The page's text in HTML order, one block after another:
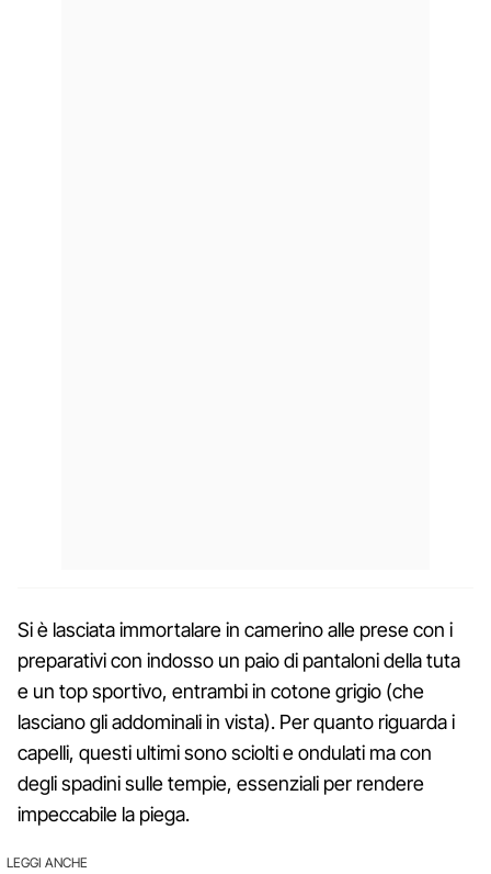
Si è lasciata immortalare in camerino alle prese con i
preparativi con indosso un paio di pantaloni della tuta
e un top sportivo, entrambi in cotone grigio (che
lasciano gli addominali in vista). Per quanto riguarda i
capelli, questi ultimi sono sciolti e ondulati ma con
degli spadini sulle tempie, essenziali per rendere
impeccabile la piega.
LEGGI ANCHE